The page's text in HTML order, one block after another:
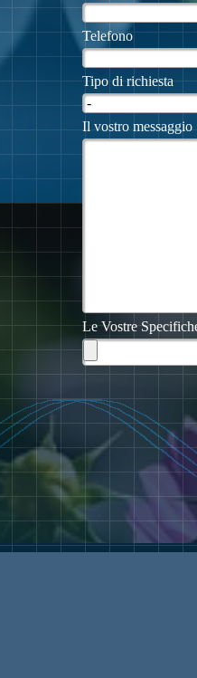
Telefono
Tipo di richiesta
Il vostro messaggio
Le Vostre